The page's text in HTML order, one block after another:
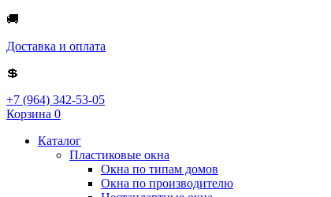
🚚
Доставка и оплата
💲
+7 (964) 342-53-05
Корзина 0
Каталог
Пластиковые окна
Окна по типам домов
Окна по производителю